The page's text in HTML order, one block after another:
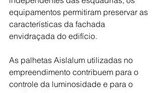
equipamentos permitiram preservar as
características da fachada
envidraçada do edifício.
As palhetas Aislalum utilizadas no
empreendimento contribuem para o
controle da luminosidade e para o